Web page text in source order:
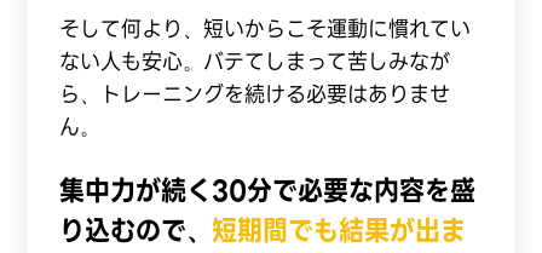
そして何より、短いからこそ運動に慣れてい
ない人も安心。バテてしまって苦しみなが
ら、トレーニングを続ける必要はありませ
ん。
集中力が続く30分で必要な内容を盛
り込むので、短期間でも結果が出ま